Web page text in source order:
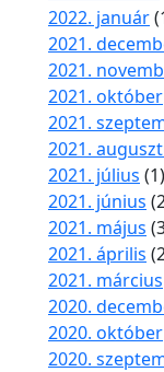
2022. január
2021.
2021.
2021. október
2021.
2021.
2021. július (1)
2021. június
2021. május
2021. április
2021. március
2020.
2020. október
2020.